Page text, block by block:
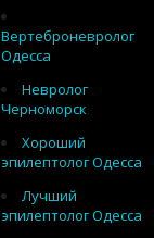
Вертеброневролог
Одесса
Невролог
Черноморск
Хороший
эпилептолог Одесса
Лучший
эпилептолог Одесса